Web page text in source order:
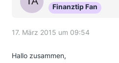
Finanztip Fan
17. März 2015 um 09:54
Hallo zusammen,